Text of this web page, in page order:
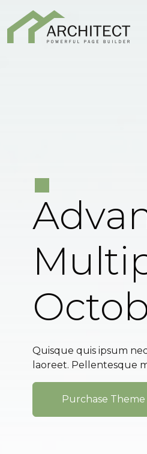
Quisque quis ipsum
laoreet. Pellentesque
Purchase Theme